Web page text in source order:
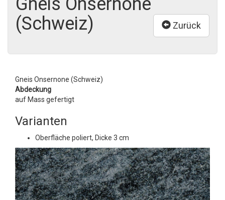
(Schweiz)
Zurück
Gneis Onsernone (Schweiz)
Abdeckung
auf Mass gefertigt
Varianten
Oberfläche poliert, Dicke 3 cm